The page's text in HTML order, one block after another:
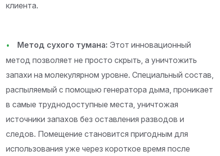
клиента.
Метод сухого тумана: Этот инновационный
метод позволяет не просто скрыть, а уничтожить
запахи на молекулярном уровне. Специальный состав,
распыляемый с помощью генератора дыма, проникает
в самые труднодоступные места, уничтожая
источники запахов без оставления разводов и
следов. Помещение становится пригодным для
использования уже через короткое время после